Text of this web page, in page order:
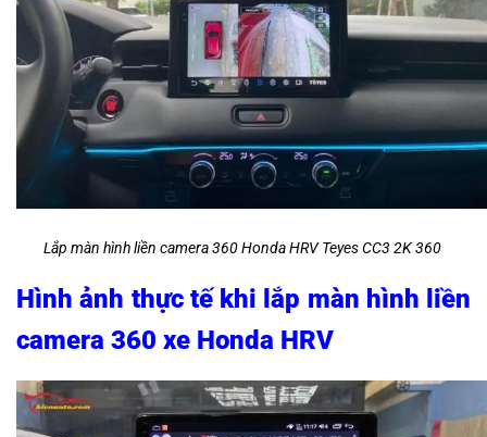
Lắp màn hình liền camera 360 Honda HRV Teyes CC3 2K 360
Hình ảnh thực tế khi lắp màn hình liền
camera 360 xe Honda HRV